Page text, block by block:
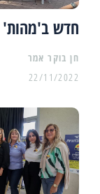
חדש ב'מהות'
22/11/2022